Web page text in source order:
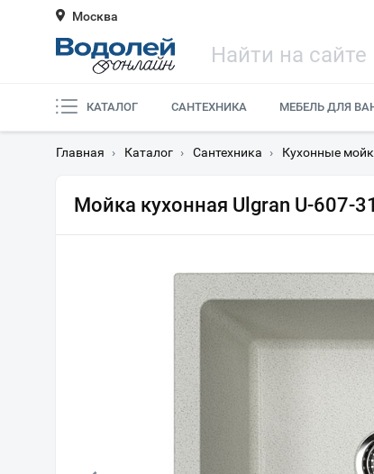
Москва
КАТАЛОГ САНТЕХНИКА МЕБЕЛЬ ДЛЯ
Главная › Каталог › Сантехника › Кухонные
Мойка кухонная Ulgran U-607-